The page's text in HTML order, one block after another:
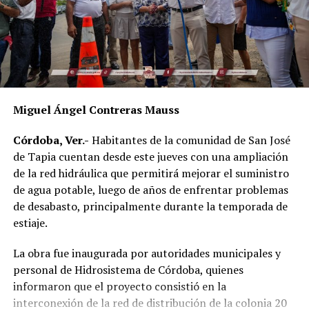
Alonso Cerezo; la síndica única, Irene Sedas González;
integrantes del Cabildo, así como la directora del DIF
Municipal, Luz del Carmen Lezama Rodríguez, y la
coordinadora de Bienestar Social, Dennis Araceli Lira
Tosqui.
También participaron Lisset Dalila Rojas Moreno,
Virginia Medorio Trujillo, presidenta de la Asociación
Emprender el Vuelo.
El diálogo permitió poner sobre la mesa la importancia
de fortalecer la participación de las mujeres en los
espacios públicos y comunitarios, además de generar
las brechas de desigualdad.
Miguel Ángel Contreras Mauss
Córdoba, Ver.- Habitantes de la comunidad de San José
de Tapia cuentan desde este jueves con una ampliación
de la red hidráulica que permitirá mejorar el suministro
de agua potable, luego de años de enfrentar problemas
de desabasto, principalmente durante la temporada de
estiaje.
La obra fue inaugurada por autoridades municipales y
personal de Hidrosistema de Córdoba, quienes
informaron que el proyecto consistió en la
interconexión de la red de distribución de la colonia 20